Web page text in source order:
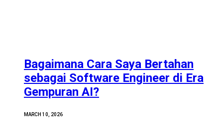
Bagaimana Cara Saya Bertahan
sebagai Software Engineer di Era
Gempuran AI?
MARCH 10, 2026